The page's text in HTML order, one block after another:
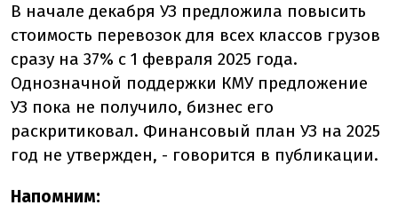
В начале декабря УЗ предложила повысить
стоимость перевозок для всех классов грузов
сразу на 37% с 1 февраля 2025 года.
Однозначной поддержки КМУ предложение
УЗ пока не получило, бизнес его
раскритиковал. Финансовый план УЗ на 2025
год не утвержден, - говорится в публикации.
Напомним: